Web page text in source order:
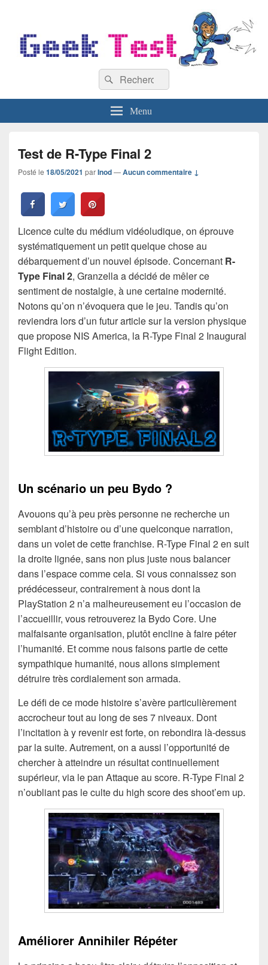
Recherche :
Rechercher
Menu
Test de R-Type Final 2
Posté le 18/05/2021 parInod—Aucun commentaire ↓
Licence culte du médium vidéoludique, on éprouve
systématiquement un petit quelque chose au
débarquement d’un nouvel épisode. Concernant R-
Type Final 2, Granzella a décidé de mêler ce
sentiment de nostalgie, à une certaine modernité.
Notons qu’on n’évoquera que le jeu. Tandis qu’on
reviendra lors d’un futur article sur la version physique
que propose NIS America, la R-Type Final 2 Inaugural
Flight Edition.
Un scénario un peu Bydo ?
Avouons qu’à peu près personne ne recherche un
semblant d’histoire ou d’une quelconque narration,
dans un volet de cette franchise. R-Type Final 2 en suit
la droite lignée, sans non plus juste nous balancer
dans l’espace comme cela. Si vous connaissez son
prédécesseur, contrairement à nous dont la
PlayStation 2 n’a malheureusement eu l’occasion de
l’accueillir, vous retrouverez la Bydo Core. Une
malfaisante organisation, plutôt encline à faire péter
l’humanité. Et comme nous faisons partie de cette
sympathique humanité, nous allons simplement
détruire très cordialement son armada.
Le défi de ce mode histoire s’avère particulièrement
accrocheur tout au long de ses 7 niveaux. Dont
l’incitation à y revenir est forte, on rebondira là-dessus
par la suite. Autrement, on a aussi l’opportunité de
chercher à atteindre un résultat continuellement
supérieur, via le pan Attaque au score. R-Type Final 2
n’oubliant pas le culte du high score des shoot’em up.
Améliorer Annihiler Répéter